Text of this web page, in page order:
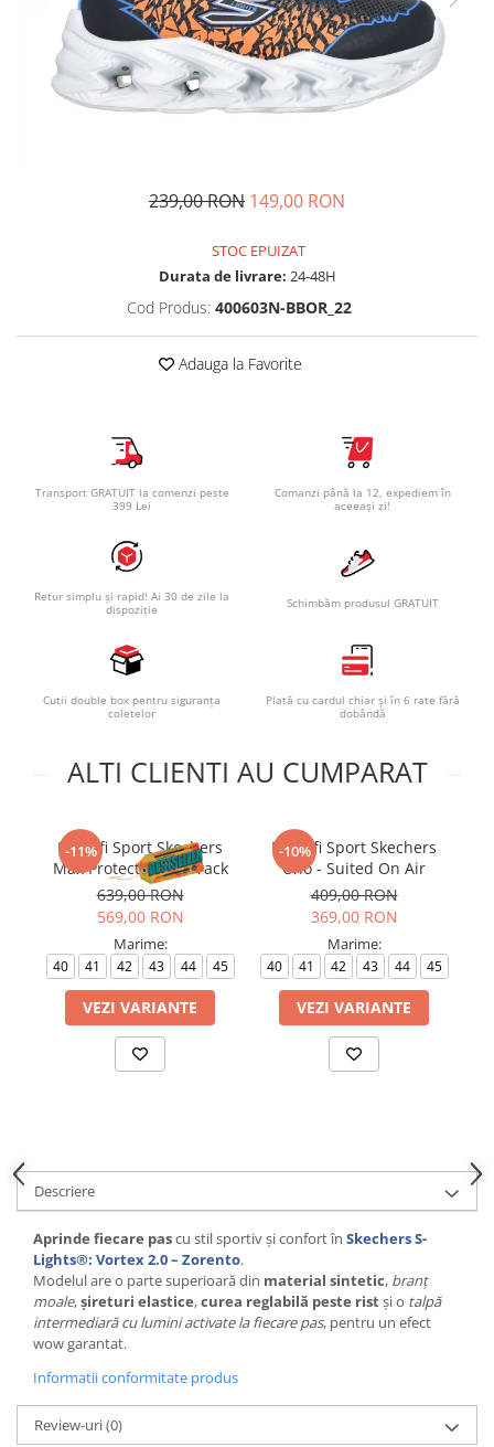
Tricouri copii
Pantaloni lungi copii
Bluze copii
Geci si veste copii
Ingrijire incaltaminte
Genti si borsete
239,00 RON 149,00 RON
STOC EPUIZAT
Durata de livrare: 24-48H
Cod Produs: 400603N-BBOR_22
Adauga la Favorite
Transport GRATUIT la comenzi peste
399 Lei
Comanzi până la 12, expediem în
aceeași zi!
Retur simplu și rapid! Ai 30 de zile la
dispoziție
Schimbăm produsul GRATUIT
Cutii double box pentru siguranța
coletelor
Plată cu cardul chiar și în 6 rate fără
dobândă
ALTI CLIENTI AU CUMPARAT
-11%
Pantofi Sport Skechers
Max Protect - Fast Track
639,00 RON
569,00 RON
Marime:
40 41 42 43 44 45
VEZI VARIANTE
-10%
Pantofi Sport Skechers
Uno - Suited On Air
409,00 RON
369,00 RON
Marime:
40 41 42 43 44 45
VEZI VARIANTE
Descriere
Aprinde fiecare pascu stil sportiv și confort în Skechers S-
Lights®: Vortex 2.0 – Zorento.
Modelul are o parte superioară din material sintetic, branț
moale,șireturi elastice,curea reglabilă peste ristși o talpă
intermediară cu lumini activate la fiecare pas, pentru un efect
wow garantat.
Informatii conformitate produs
Review-uri(0)